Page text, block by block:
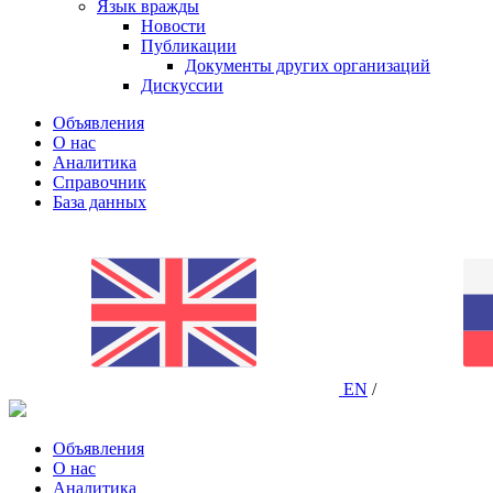
Язык вражды
Новости
Публикации
Документы других организаций
Дискуссии
Объявления
О нас
Аналитика
Справочник
База данных
EN /
Объявления
О нас
Аналитика